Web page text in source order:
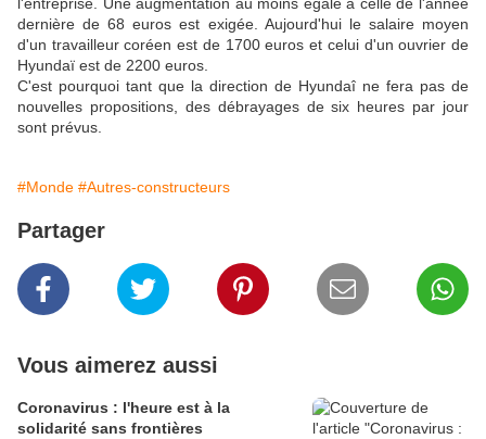
dernière de 68 euros est exigée. Aujourd'hui le salaire moyen
d'un travailleur coréen est de 1700 euros et celui d'un ouvrier de
Hyundaï est de 2200 euros.
C'est pourquoi tant que la direction de Hyundaî ne fera pas de
nouvelles propositions, des débrayages de six heures par jour
sont prévus.
#Monde #Autres-constructeurs
Partager
Vous aimerez aussi
Coronavirus : l'heure est à la
solidarité sans frontières